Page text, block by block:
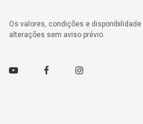
Os valores, condições e
alterações sem aviso prévio.
Youtube FacebookInstagram